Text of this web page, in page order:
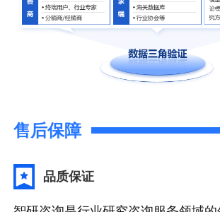
售后保障
品质保证